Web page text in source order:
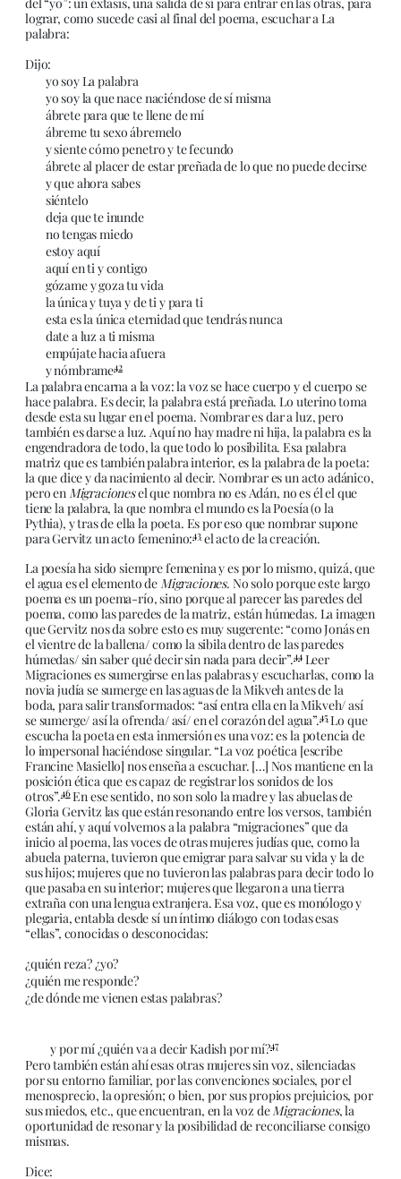
del “yo”: un éxtasis, una salida de sí para entrar en las otras, para
lograr, como sucede casi al final del poema, escuchar a La
palabra:
Dijo:
yo soy La palabra
yo soy la que nace naciéndose de sí misma
ábrete para que te llene de mí
ábreme tu sexo ábremelo
y siente cómo penetro y te fecundo
ábrete al placer de estar preñada de lo que no puede decirse
y que ahora sabes
siéntelo
deja que te inunde
no tengas miedo
estoy aquí
aquí en ti y contigo
gózame y goza tu vida
la única y tuya y de ti y para ti
esta es la única eternidad que tendrás nunca
date a luz a ti misma
empújate hacia afuera
y nómbrame42
La palabra encarna a la voz: la voz se hace cuerpo y el cuerpo se
hace palabra. Es decir, la palabra está preñada. Lo uterino toma
desde esta su lugar en el poema. Nombrar es dar a luz, pero
también es darse a luz. Aquí no hay madre ni hija, la palabra es la
engendradora de todo, la que todo lo posibilita. Esa palabra
matriz que es también palabra interior, es la palabra de la poeta:
la que dice y da nacimiento al decir. Nombrar es un acto adánico,
pero enMigracionesel que nombra no es Adán, no es él el que
tiene la palabra, la que nombra el mundo es la Poesía (o la
Pythia), y tras de ella la poeta. Es por eso que nombrar supone
para Gervitz un acto femenino:43el acto de la creación.
La poesía ha sido siempre femenina y es por lo mismo, quizá, que
el agua es el elemento deMigraciones. No solo porque este largo
poema es un poema-río, sino porque al parecer las paredes del
poema, como las paredes de la matriz, están húmedas. La imagen
que Gervitz nos da sobre esto es muy sugerente: “como Jonás en
el vientre de la ballena/ como la sibila dentro de las paredes
húmedas/ sin saber qué decir sin nada para decir”.44Leer
Migraciones es sumergirse en las palabras y escucharlas, como la
novia judía se sumerge en las aguas de la Mikveh antes de la
boda, para salir transformados: “así entra ella en la Mikveh/ así
se sumerge/ así la ofrenda/ así/ en el corazón del agua”.45Lo que
escucha la poeta en esta inmersión es una voz: es la potencia de
lo impersonal haciéndose singular. “La voz poética [escribe
Francine Masiello] nos enseña a escuchar. […] Nos mantiene en la
posición ética que es capaz de registrar los sonidos de los
otros”.46En ese sentido, no son solo la madre y las abuelas de
Gloria Gervitz las que están resonando entre los versos, también
están ahí, y aquí volvemos a la palabra “migraciones” que da
inicio al poema, las voces de otras mujeres judías que, como la
abuela paterna, tuvieron que emigrar para salvar su vida y la de
sus hijos; mujeres que no tuvieron las palabras para decir todo lo
que pasaba en su interior; mujeres que llegaron a una tierra
extraña con una lengua extranjera. Esa voz, que es monólogo y
plegaria, entabla desde sí un íntimo diálogo con todas esas
“ellas”, conocidas o desconocidas:
¿quién reza? ¿yo?
¿quién me responde?
¿de dónde me vienen estas palabras?
y por mí ¿quién va a decir Kadish por mí?47
Pero también están ahí esas otras mujeres sin voz, silenciadas
por su entorno familiar, por las convenciones sociales, por el
menosprecio, la opresión; o bien, por sus propios prejuicios, por
sus miedos, etc., que encuentran, en la voz deMigraciones, la
oportunidad de resonar y la posibilidad de reconciliarse consigo
mismas.
Dice: